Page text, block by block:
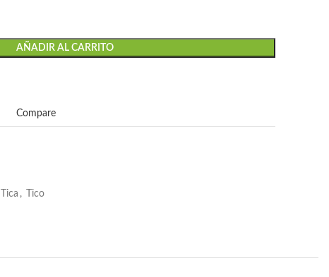
AÑADIR AL CARRITO
Compare
Tica , Tico